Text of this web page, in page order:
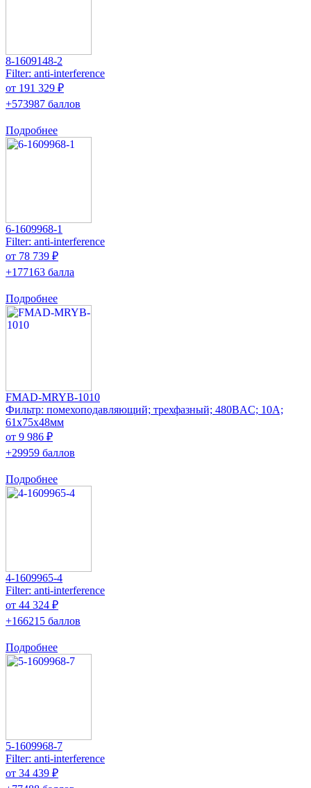
8-1609148-2
Filter: anti-interference
от 191 329 ₽
+573987 баллов
Подробнее
6-1609968-1
Filter: anti-interference
от 78 739 ₽
+177163 балла
Подробнее
FMAD-MRYB-1010
Фильтр: помехоподавляющий; трехфазный; 480ВAC; 10А;
61x75x48мм
от 9 986 ₽
+29959 баллов
Подробнее
4-1609965-4
Filter: anti-interference
от 44 324 ₽
+166215 баллов
Подробнее
5-1609968-7
Filter: anti-interference
от 34 439 ₽